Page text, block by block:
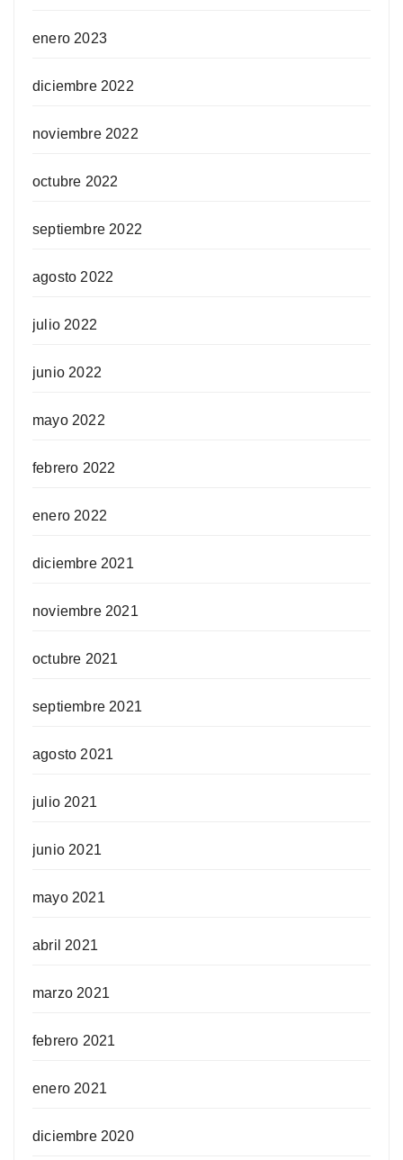
enero 2023
diciembre 2022
noviembre 2022
octubre 2022
septiembre 2022
agosto 2022
julio 2022
junio 2022
mayo 2022
febrero 2022
enero 2022
diciembre 2021
noviembre 2021
octubre 2021
septiembre 2021
agosto 2021
julio 2021
junio 2021
mayo 2021
abril 2021
marzo 2021
febrero 2021
enero 2021
diciembre 2020